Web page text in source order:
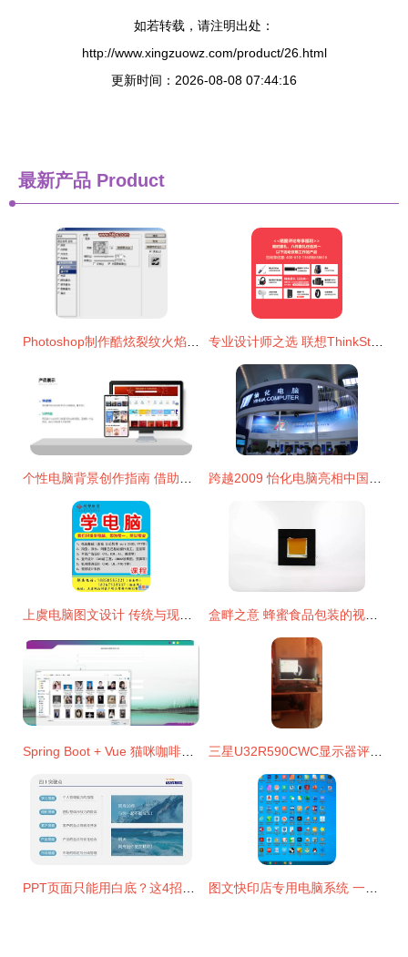
如若转载，请注明出处：
http://www.xingzuowz.com/product/26.html
更新时间：2026-08-08 07:44:16
最新产品 Product